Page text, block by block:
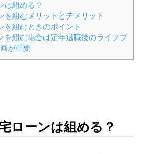
は組める？
を組むメリットとデメリット
を組むときのポイント
を組む場合は定年退職後のライフプ
が重要
ローンは組める？